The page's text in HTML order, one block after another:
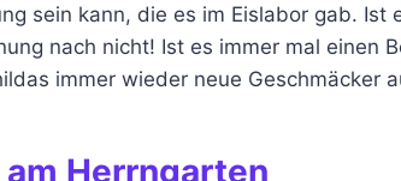
sein kann, die es im Eislabor gab. Ist
nach nicht! Ist es immer mal einen
immer wieder neue Geschmäcker
am Herrngarten